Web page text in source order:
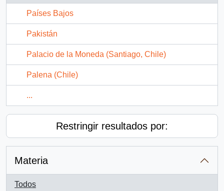
Países Bajos
Pakistán
Palacio de la Moneda (Santiago, Chile)
Palena (Chile)
...
Restringir resultados por:
Materia
Todos